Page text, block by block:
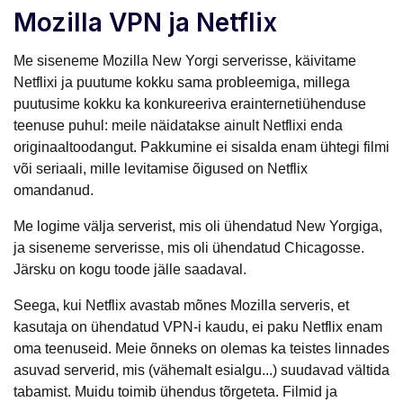
Mozilla VPN ja Netflix
Me siseneme Mozilla New Yorgi serverisse, käivitame
Netflixi ja puutume kokku sama probleemiga, millega
puutusime kokku ka konkureeriva erainternetiühenduse
teenuse puhul: meile näidatakse ainult Netflixi enda
originaaltoodangut. Pakkumine ei sisalda enam ühtegi filmi
või seriaali, mille levitamise õigused on Netflix
omandanud.
Me logime välja serverist, mis oli ühendatud New Yorgiga,
ja siseneme serverisse, mis oli ühendatud Chicagosse.
Järsku on kogu toode jälle saadaval.
Seega, kui Netflix avastab mõnes Mozilla serveris, et
kasutaja on ühendatud VPN-i kaudu, ei paku Netflix enam
oma teenuseid. Meie õnneks on olemas ka teistes linnades
asuvad serverid, mis (vähemalt esialgu...) suudavad vältida
tabamist. Muidu toimib ühendus tõrgeteta. Filmid ja